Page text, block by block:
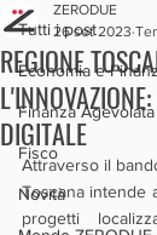
Tutti i post
Economia e
Finanza Agevolata
Fisco
Novità
REGIONE
DIGITALE
ZERODUE
26 set 2023
Attraverso il
Toscana intende
progetti